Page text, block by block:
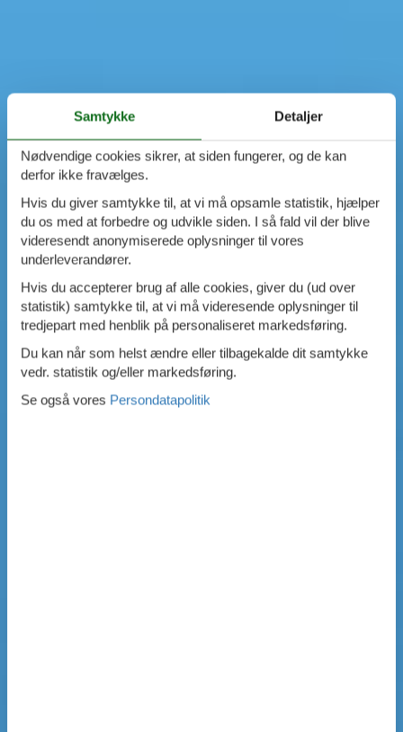
Samtykke Detaljer
Nødvendige cookies sikrer, at siden fungerer, og de kan
derfor ikke fravælges.
Hvis du giver samtykke til, at vi må opsamle statistik, hjælper
du os med at forbedre og udvikle siden. I så fald vil der blive
videresendt anonymiserede oplysninger til vores
underleverandører.
Hvis du accepterer brug af alle cookies, giver du (ud over
statistik) samtykke til, at vi må videresende oplysninger til
tredjepart med henblik på personaliseret markedsføring.
Du kan når som helst ændre eller tilbagekalde dit samtykke
vedr. statistik og/eller markedsføring.
Se også vores Persondatapolitik